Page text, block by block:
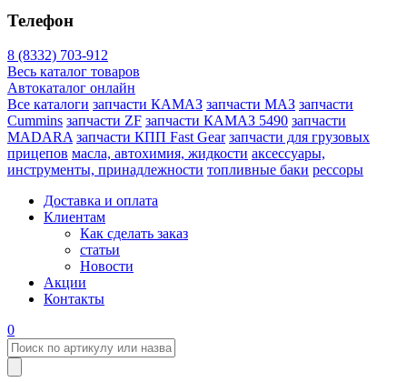
Телефон
8 (8332) 703-912
Весь каталог товаров
Автокаталог онлайн
Все каталоги запчасти КАМАЗ запчасти МАЗ запчасти
Cummins запчасти ZF запчасти КАМАЗ 5490 запчасти
MADARA запчасти КПП Fast Gear запчасти для грузовых
прицепов масла, автохимия, жидкости аксессуары,
инструменты, принадлежности топливные баки рессоры
Доставка и оплата
Клиентам
Как сделать заказ
статьи
Новости
Акции
Контакты
0